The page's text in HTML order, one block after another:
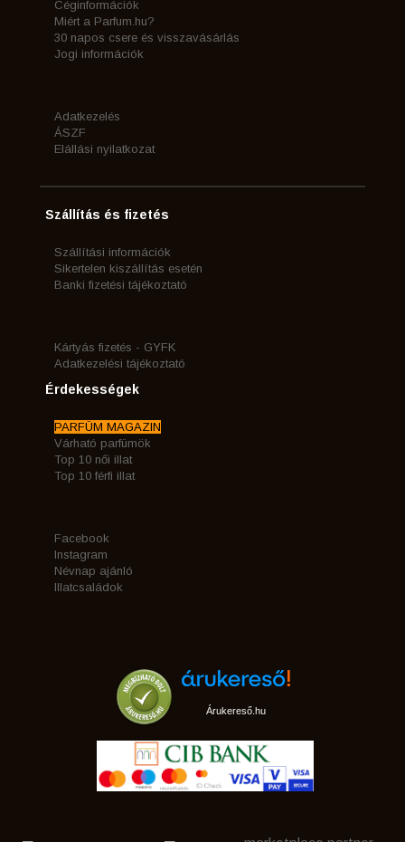
Céginformációk
Miért a Parfum.hu?
30 napos csere és visszavásárlás
Jogi információk
Adatkezelés
ÁSZF
Elállási nyilatkozat
Szállítás és fizetés
Szállítási információk
Sikertelen kiszállítás esetén
Banki fizetési tájékoztató
Kártyás fizetés - GYFK
Adatkezelési tájékoztató
Érdekességek
PARFÜM MAGAZIN
Várható parfümök
Top 10 női illat
Top 10 férfi illat
Facebook
Instagram
Névnap ajánló
Illatcsaládok
Árukereső.hu